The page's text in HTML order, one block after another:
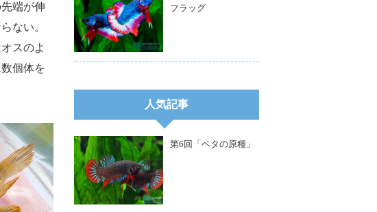
端が伸
ない。
スのよ
個体を
フラッグ
人気記事
第6回「ベタの原種」